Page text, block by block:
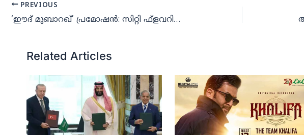
PREVIOUS
‘ഈദ് മുബാറഖ്’ പ്രമോഷന്‍: സിറ്റി ഫ്‌ളവറില്‍ 250 റിയാല്‍ ഷോപ്പിംഗിന് 50 റിയാല്‍ കിഴിവ്
Related Articles